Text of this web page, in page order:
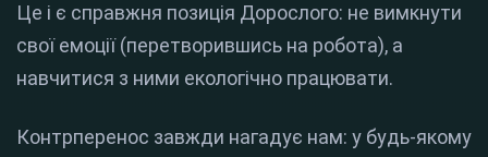
Це і є справжня позиція Дорослого: не вимкнути
свої емоції (перетворившись на робота), а
навчитися з ними екологічно працювати.
Контрперенос завжди нагадує нам: у будь-якому